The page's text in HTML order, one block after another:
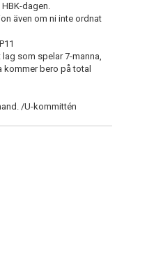
dagen.
även om ni inte ordnat
som spelar 7-manna,
kommer bero på total
/U-kommittén